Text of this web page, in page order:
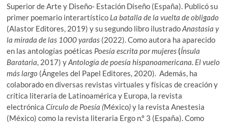
Superior de Arte y Diseño- Estación Diseño (España). Publicó su
primer poemario interartístico La batalla de la vuelta de obligado
(Alastor Editores, 2019) y su segundo libro ilustradoAnastasia y
la mirada de las 1000 yardas (2022). Como autora ha aparecido
en las antologías poéticas Poesía escrita por mujeres(Ínsula
Barataria, 2017) yAntología de poesía hispanoamericana. El vuelo
más largo (Ángeles del Papel Editores, 2020). Además, ha
colaborado en diversas revistas virtuales y físicas de creación y
crítica literaria de Latinoamérica y Europa, la revista
electrónicaCírculo de Poesía (México)y la revista Anestesia
(México) como la revista literaria Ergo n.º 3 (España). Como